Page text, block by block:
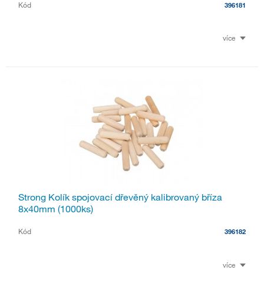
Kód 396181
více
Strong Kolík spojovací dřevěný kalibrovaný bříza
8x40mm (1000ks)
Kód 396182
více